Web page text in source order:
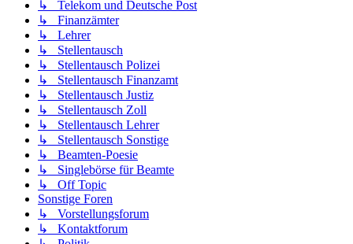
↳ Telekom und Deutsche Post
↳ Finanzämter
↳ Lehrer
↳ Stellentausch
↳ Stellentausch Polizei
↳ Stellentausch Finanzamt
↳ Stellentausch Justiz
↳ Stellentausch Zoll
↳ Stellentausch Lehrer
↳ Stellentausch Sonstige
↳ Beamten-Poesie
↳ Singlebörse für Beamte
↳ Off Topic
Sonstige Foren
↳ Vorstellungsforum
↳ Kontaktforum